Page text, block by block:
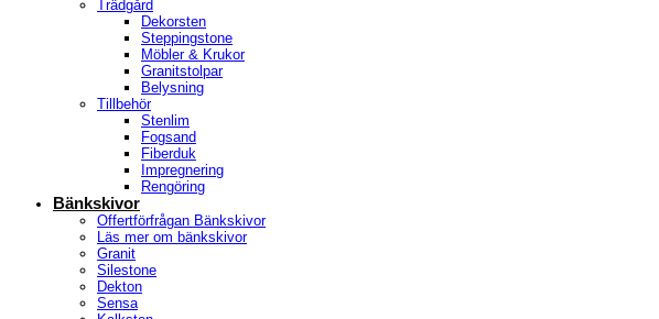
Trädgård
Dekorsten
Steppingstone
Möbler & Krukor
Granitstolpar
Belysning
Tillbehör
Stenlim
Fogsand
Fiberduk
Impregnering
Rengöring
Bänkskivor
Offertförfrågan Bänkskivor
Läs mer om bänkskivor
Granit
Silestone
Dekton
Sensa